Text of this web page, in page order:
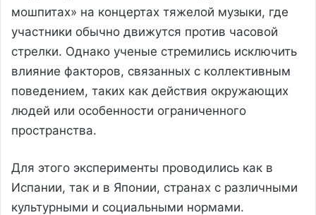
мошпитах» на концертах тяжелой музыки, где
участники обычно движутся против часовой
стрелки. Однако ученые стремились исключить
влияние факторов, связанных с коллективным
поведением, таких как действия окружающих
людей или особенности ограниченного
пространства.
Для этого эксперименты проводились как в
Испании, так и в Японии, странах с различными
культурными и социальными нормами.